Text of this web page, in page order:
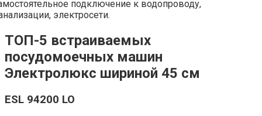
ТОП-5 встраиваемых
посудомоечных машин
Электролюкс шириной 45 см
ESL 94200 LO